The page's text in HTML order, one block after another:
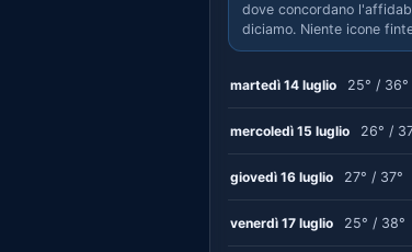
dove concordano
diciamo. Niente icone
martedì 14 luglio 25° / 36°
mercoledì 15 luglio 26° /
giovedì 16 luglio 27° / 37°
venerdì 17 luglio 25° / 38°